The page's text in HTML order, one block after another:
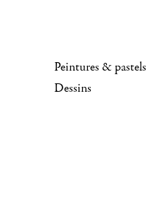
Peintures & pastels
Dessins